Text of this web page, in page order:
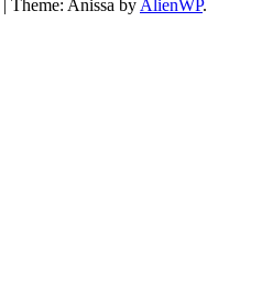
| Theme: Anissa by AlienWP.